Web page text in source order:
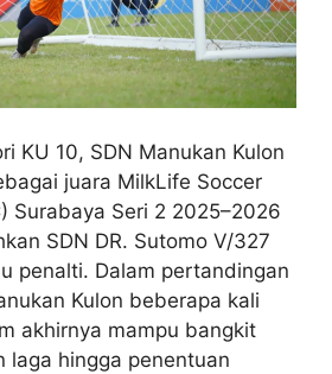
KU 10, SDN Manukan Kulon
juara MilkLife Soccer
Surabaya Seri 2 2025–2026
SDN DR. Sutomo V/327
penalti. Dalam pertandingan
Kulon beberapa kali
akhirnya mampu bangkit
laga hingga penentuan